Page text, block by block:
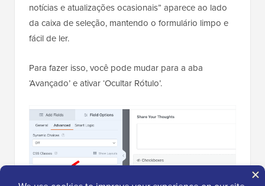
notícias e atualizações ocasionais” aparece ao lado
da caixa de seleção, mantendo o formulário limpo e
fácil de ler.
Para fazer isso, você pode mudar para a aba
‘Avançado’ e ativar ‘Ocultar Rótulo’.